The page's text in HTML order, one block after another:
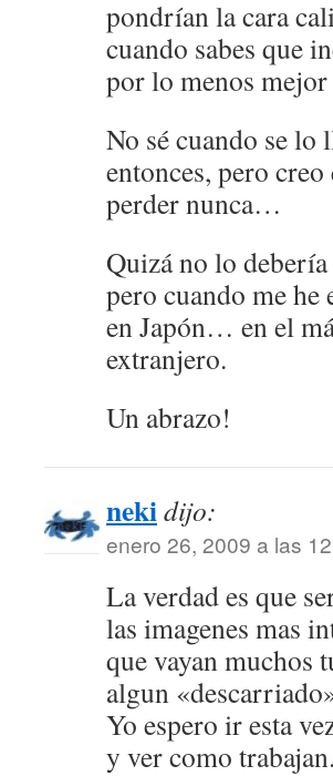
pondrían la cara
cuando sabes que
por lo menos
No sé cuando se lo
entonces, pero
perder nunca…
Quizá no lo
pero cuando me he
en Japón… en el
extranjero.
Un abrazo!
nekidijo:
enero 26, 2009 a las
La verdad es que
las imagenes mas
que vayan muchos
algun
Yo espero ir esta
y ver como trabajan.